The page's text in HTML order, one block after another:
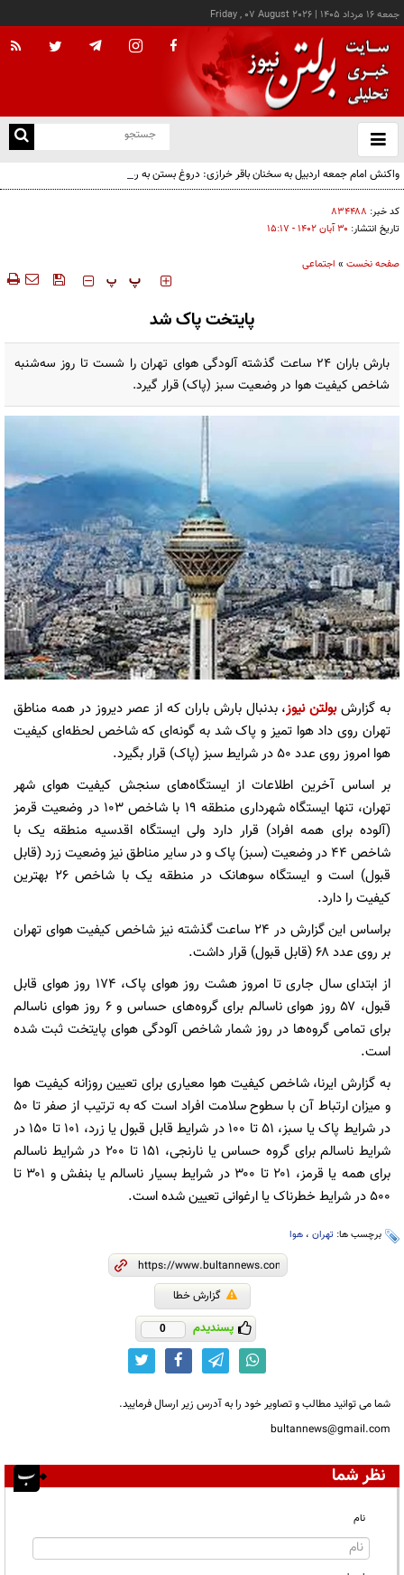
جمعه ۱۶ مرداد ۱۴۰۵ |
Friday , 07 August 2026
باز
و
واکنش امام جمعه اردبیل به سخنان باقر خرازی: دروغ بستن به رهبری قطعاً جرم بسیار بزرگی
است
کد خبر: ۸۳۴۴۸۸
تاریخ انتشار: ۳۰ آبان ۱۴۰۲ - ۱۵:۱۷
صفحه نخست » اجتماعی
‍‍‍ پ پ
پایتخت پاک شد
بارش باران ۲۴ ساعت گذشته آلودگی هوای تهران را شست تا روز سه‌شنبه
شاخص کیفیت هوا در وضعیت سبز (پاک) قرار گیرد.
به گزارشبولتن نیوز، بدنبال بارش باران که از عصر دیروز در همه مناطق
تهران روی داد هوا تمیز و پاک شد به گونه‌ای که شاخص لحظه‌ای کیفیت
هوا امروز روی عدد ۵۰ در شرایط سبز (پاک) قرار بگیرد.
بر اساس آخرین اطلاعات از ایستگاه‌های سنجش کیفیت هوای شهر
تهران، تنها ایستگاه شهرداری منطقه ۱۹ با شاخص ۱۰۳ در وضعیت قرمز
(آلوده برای همه افراد) قرار دارد ولی ایستگاه اقدسیه منطقه یک با
شاخص ۴۴ در وضعیت (سبز) پاک و در سایر مناطق نیز وضعیت زرد (قابل
قبول) است و ایستگاه سوهانک در منطقه یک با شاخص ۲۶ بهترین
کیفیت را دارد.
براساس این گزارش در ۲۴ ساعت گذشته نیز شاخص کیفیت هوای تهران
بر روی عدد ۶۸ (قابل قبول) قرار داشت.
از ابتدای سال جاری تا امروز هشت روز هوای پاک، ۱۷۴ روز هوای قابل
قبول، ۵۷ روز هوای ناسالم برای گروه‌های حساس و ۶ روز هوای ناسالم
برای تمامی گروه‌ها در روز شمار شاخص آلودگی هوای پایتخت ثبت شده
است.
به گزارش ایرنا، شاخص کیفیت هوا معیاری برای تعیین روزانه کیفیت هوا
و میزان ارتباط آن با سطوح سلامت افراد است که به ترتیب از صفر تا ۵۰
در شرایط پاک یا سبز، ۵۱ تا ۱۰۰ در شرایط قابل قبول یا زرد، ۱۰۱ تا ۱۵۰ در
شرایط ناسالم برای گروه حساس یا نارنجی، ۱۵۱ تا ۲۰۰ در شرایط ناسالم
برای همه یا قرمز، ۲۰۱ تا ۳۰۰ در شرایط بسیار ناسالم یا بنفش و ۳۰۱ تا
۵۰۰ در شرایط خطرناک یا ارغوانی تعیین شده است.
برچسب ها: تهران ، هوا
گزارش خطا
پسندیدم 0
شما می توانید مطالب و تصاویر خود را به آدرس زیر ارسال فرمایید.
bultannews@gmail.com
نظر شما
نام